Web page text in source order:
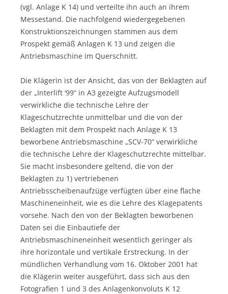
(vgl. Anlage K 14) und verteilte ihn auch an ihrem
Messestand. Die nachfolgend wiedergegebenen
Konstruktionszeichnungen stammen aus dem
Prospekt gemäß Anlagen K 13 und zeigen die
Antriebsmaschine im Querschnitt.
Die Klägerin ist der Ansicht, das von der Beklagten auf
der „Interlift ‘99“ in A3 gezeigte Aufzugsmodell
verwirkliche die technische Lehre der
Klageschutzrechte unmittelbar und die von der
Beklagten mit dem Prospekt nach Anlage K 13
beworbene Antriebsmaschine „SCV-70“ verwirkliche
die technische Lehre der Klageschutzrechte mittelbar.
Sie macht insbesondere geltend, die von der
Beklagten zu 1) vertriebenen
Antriebsscheibenaufzüge verfügten über eine flache
Maschineneinheit, wie es die Lehre des Klagepatents
vorsehe. Nach den von der Beklagten beworbenen
Daten sei die Einbautiefe der
Antriebsmaschineneinheit wesentlich geringer als
ihre horizontale und vertikale Erstreckung. In der
mündlichen Verhandlung vom 16. Oktober 2001 hat
die Klägerin weiter ausgeführt, dass sich aus den
Fotografien 1 und 3 des Anlagenkonvoluts K 12